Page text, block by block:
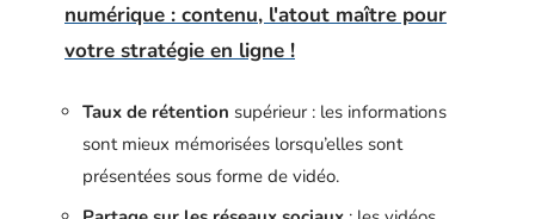
numérique : contenu, l'atout maître pour
votre stratégie en ligne !
Taux de rétention supérieur : les informations
sont mieux mémorisées lorsqu’elles sont
présentées sous forme de vidéo.